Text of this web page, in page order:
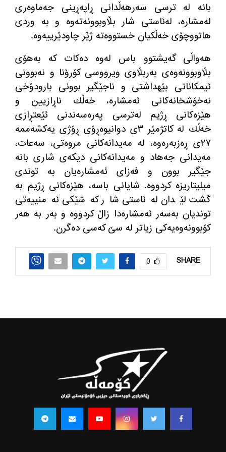
بانه‌ له‌ ترسی سه‌رهه‌ڵدانی ڕاپه‌ڕینی جه‌ماوه‌ری
له‌مشاره‌، له‌ئاستی شار بڵاوبوونه‌ته‌وه‌ و به‌ وردی
هاتووچۆی خه‌ڵكیان خستووه‌ته‌ ژێر چاودێرییه‌وه‌.
هه‌واڵی گه‌یشتوو باس له‌وه‌ ده‌كات كه‌ به‌هۆی
بڵاوبوونه‌وه‌ی به‌ربڵاوی ویرووسی كۆرۆنا و نه‌بوونی
ئیمكاناتی بێهداشتی و ناجێگیر بوونی بارودۆخی
نه‌خۆشخانه‌كانی ئه‌مشاره‌، خه‌ڵك ناڕازیین و
هێزه‌كانی ڕژیم له‌ترسی په‌ره‌سه‌ندنی ئێعتڕازی
خه‌ڵك له‌ كاتژمێر ٣ی دوانیوه‌ڕۆی ڕۆژی یه‌كشه‌ممه‌
٢٧ی ڕه‌زبه‌ره‌وه‌، له‌ مه‌یدانه‌كانی مروه‌تی، سه‌عات،
مه‌یدانی جه‌هاد و مه‌یدانه‌كانی دیكه‌ی شاری بانه‌
جێگیر بوون و فه‌زای ئه‌مشاره‌یان به‌ توندی
میلیتاریزه‌ كردووه‌. شایانی باسه‌، هێزه‌كانی ڕژیم به‌
گشت لێدان له‌ئاستی شار كه‌شێكی ئه‌منییه‌تی
توندیان به‌سه‌ر ئه‌مشاره‌دا زاڵ كردووه‌ و به‌ر به‌ هه‌ر
كۆبوونه‌وه‌یه‌كی زیاتر له‌ سێ كه‌سی ده‌گرن.
SHARE
0